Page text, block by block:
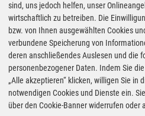
2.299€
vor 12 Minuten
Shell
A4 Hoerselgau Nord ,
ganztägig geöffnet
Entfernung: ca. 9.8 km *
2.309€
vor 12 Minuten
AVIA
Eisenacher Landstraße
geöffnet bis 22:00 Uhr
sind, uns jedoch helfen, unser
wirtschaftlich zu betreiben. Die
bzw. von Ihnen ausgewählten Cookies
verbundene Speicherung von
deren anschließendes Auslesen und die
personenbezogener Daten. Indem Sie
„Alle akzeptieren“ klicken, willigen Sie in
notwendigen Cookies und Dienste ein.
über den Cookie-Banner widerrufen oder